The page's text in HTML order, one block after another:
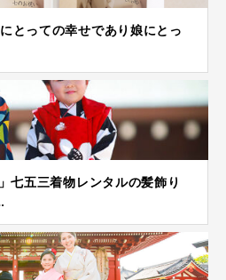
とっての幸せであり娘にとっ
七五三着物レンタルの髪飾り